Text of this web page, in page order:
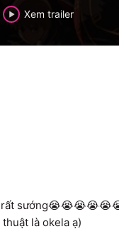
Xem trailer
rất
là okela ạ)